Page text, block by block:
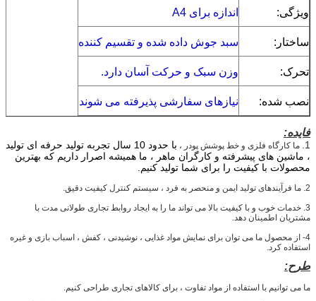
ویژگی: اندازه برای A4
ساختار: سبد جوش داده شده و تقسیم کننده
تحرک: وزن سبک و حرکت آسان دارد.
نصب شده: نیازهای سفارشی پذیرفته می شوند
فایده:
1. ما کارگاه فلزی و خط پوشش پودر ،
با حدود 10 سال تجربه تولید حرفه ای تولید
، ماشین های پیشرفته و کارگران ماهر ، ما همیشه اصرار داریم که بهترین
محصولات با کیفیت را برای شما تولید کنیم.
2. ما فرآیندهای تولید ایمن و منحصر به فرد ، سیستم کنترل کیفیت دقیق.
3. خدمات خوب و با کیفیت بالا می تواند ما را به ایجاد روابط تجاری طولانی مدت با
مشتریان اطمینان دهد.
4- از محصول ما می توان برای نمایش مواد غذایی ، نوشیدنی ، کفش ، اسباب بازی و غیره
استفاده کرد.
طرح:
ما می توانیم با استفاده از مواد تفاوت ، برای کالاهای تجاری طراحی کنیم.